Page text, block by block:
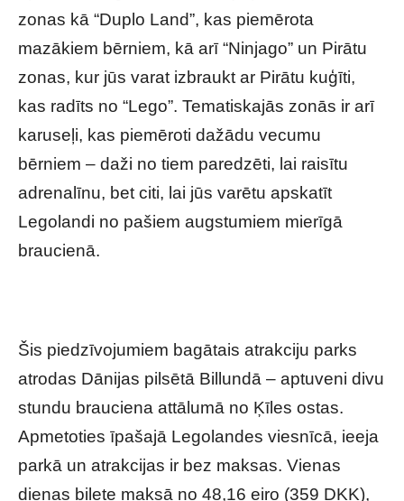
zonas kā “Duplo Land”, kas piemērota
mazākiem bērniem, kā arī “Ninjago” un Pirātu
zonas, kur jūs varat izbraukt ar Pirātu kuģīti,
kas radīts no “Lego”. Tematiskajās zonās ir arī
karuseļi, kas piemēroti dažādu vecumu
bērniem – daži no tiem paredzēti, lai raisītu
adrenalīnu, bet citi, lai jūs varētu apskatīt
Legolandi no pašiem augstumiem mierīgā
braucienā.
Šis piedzīvojumiem bagātais atrakciju parks
atrodas Dānijas pilsētā Billundā – aptuveni divu
stundu brauciena attālumā no Ķīles ostas.
Apmetoties īpašajā Legolandes viesnīcā, ieeja
parkā un atrakcijas ir bez maksas. Vienas
dienas biļete maksā no 48,16 eiro (359 DKK),